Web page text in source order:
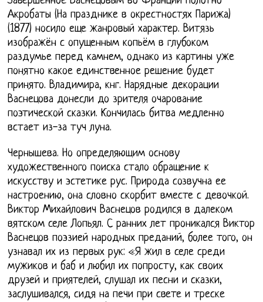
Акробаты (На празднике в окрестностях Парижа)
(1877) носило еще жанровый характер. Витязь
изображён с опущенным копьём в глубоком
раздумье перед камнем, однако из картины уже
понятно какое единственное решение будет
принято. Владимира, кнг. Нарядные декорации
Васнецова донесли до зрителя очарование
поэтической сказки. Кончилась битва медленно
встает из-за туч луна.
Чернышева. Но определяющим основу
художественного поиска стало обращение к
искусству и эстетике рус. Природа созвучна ее
настроению, она словно скорбит вместе с девочкой.
Виктор Михайлович Васнецов родился в далеком
вятском селе Лопьял. С ранних лет проникался Виктор
Васнецов поэзией народных преданий, более того, он
узнавал их из первых рук: «Я жил в селе среди
мужиков и баб и любил их попросту, как своих
друзей и приятелей, слушал их песни и сказки,
заслушивался, сидя на печи при свете и треске